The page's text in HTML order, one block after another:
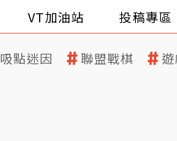
VT加油站 投稿專區
吸點迷因 聯盟戰棋